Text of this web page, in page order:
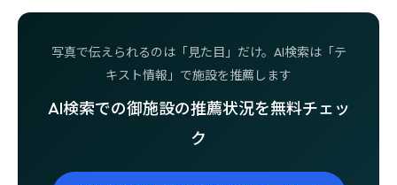
写真で伝えられるのは「見た目」だけ。AI検索は「テ
キスト情報」で施設を推薦します
AI検索での御施設の推薦状況を無料チェッ
ク